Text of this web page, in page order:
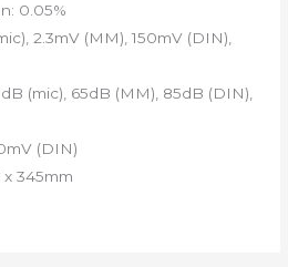
0.05%
2.3mV (MM), 150mV (DIN),
(mic), 65dB (MM), 85dB (DIN),
(DIN)
345mm